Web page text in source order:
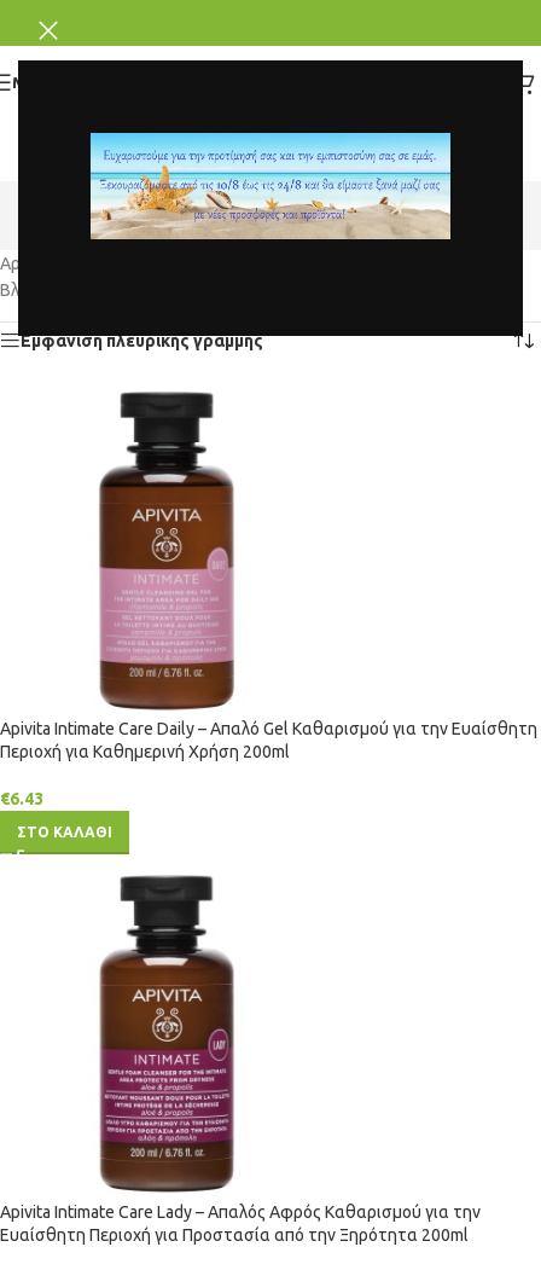
ΜΕΝΟΥ
ΕΥΑΙΣΘΗΤΗ ΠΕΡΙΟΧΗ
Κατηγορίες
Αρχική σελίδα
Βλέπετε 1–15 απο 53 αποτέλεσματα
Εμφάνιση πλευρικής γραμμής
Apivita Intimate Care Daily – Απαλό Gel Καθαρισμού για την Ευαίσθητη
Περιοχή για Καθημερινή Χρήση 200ml
€6.43
ΣΤΟ ΚΑΛΑΘΙ
Apivita Intimate Care Lady – Απαλός Αφρός Καθαρισμού για την
Ευαίσθητη Περιοχή για Προστασία από την Ξηρότητα 200ml